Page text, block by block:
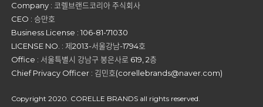
Company : 코렐브랜드코리아 주식회사
CEO : 승만호
Business License : 106-81-71030
LICENSE NO. : 제2013-서울강남-1794호
Office : 서울특별시 강남구 봉은사로 619, 2층
Chief Privacy Officer : 김민호(corellebrands@naver.com)
Copyright 2020. CORELLE BRANDS all rights reserved.